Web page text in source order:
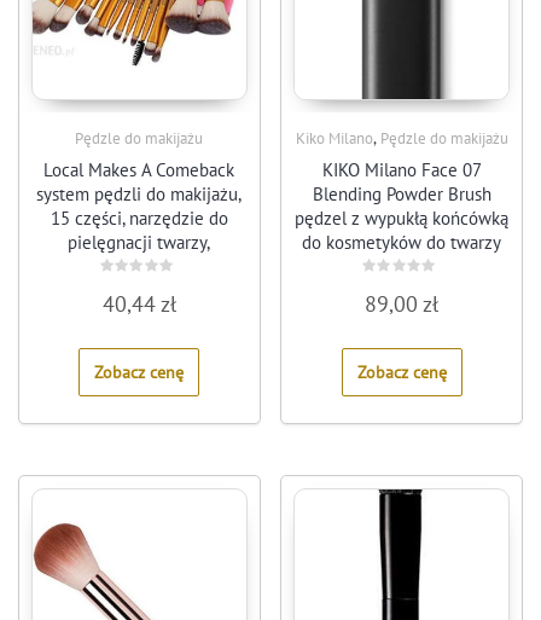
Pędzle do makijażu
Local Makes A Comeback
system pędzli do makijażu,
15 części, narzędzie do
pielęgnacji twarzy,
syntetyczny pędzel do
pudru z mieszaniny
podkładu
0
out
5
40,44zł
Zobacz cenę
Kiko Milano, Pędzle do makijażu
KIKO Milano Face 07
Blending Powder Brush
pędzel z wypukłą końcówką
do kosmetyków do twarzy
w pudrze
0
out
5
89,00zł
Zobacz cenę